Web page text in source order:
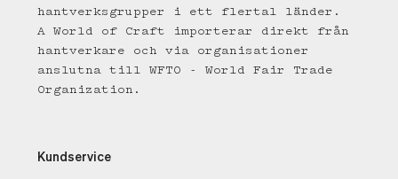
hantverksgrupper i ett flertal länder.
A World of Craft importerar direkt från
hantverkare och via organisationer
anslutna till WFTO - World Fair Trade
Organization.
Kundservice